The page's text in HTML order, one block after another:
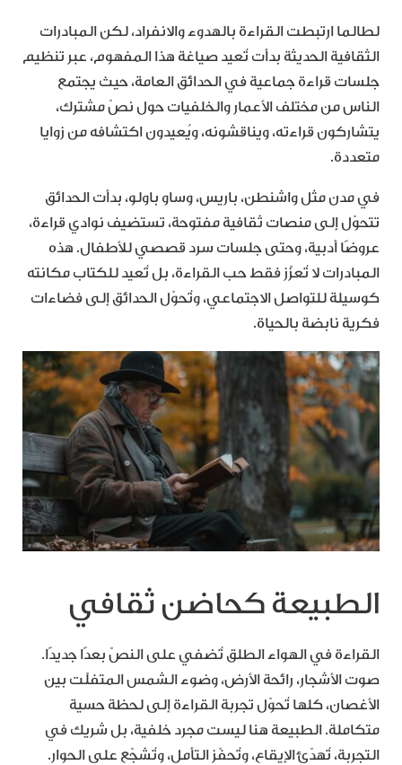
لطالما ارتبطت القراءة بالهدوء والانفراد، لكن المبادرات
الثقافية الحديثة بدأت تُعيد صياغة هذا المفهوم، عبر تنظيم
جلسات قراءة جماعية في الحدائق العامة، حيث يجتمع
الناس من مختلف الأعمار والخلفيات حول نصّ مشترك،
يتشاركون قراءته، ويناقشونه، ويُعيدون اكتشافه من زوايا
متعددة.
في مدن مثل واشنطن، باريس، وساو باولو، بدأت الحدائق
تتحوّل إلى منصات ثقافية مفتوحة، تستضيف نوادي قراءة،
عروضًا أدبية، وحتى جلسات سرد قصصي للأطفال. هذه
المبادرات لا تُعزّز فقط حب القراءة، بل تُعيد للكتاب مكانته
كوسيلة للتواصل الاجتماعي، وتُحوّل الحدائق إلى فضاءات
فكرية نابضة بالحياة.
الطبيعة كحاضن ثقافي
القراءة في الهواء الطلق تُضفي على النصّ بعدًا جديدًا.
صوت الأشجار، رائحة الأرض، وضوء الشمس المتفلّت بين
الأغصان، كلها تُحوّل تجربة القراءة إلى لحظة حسية
متكاملة. الطبيعة هنا ليست مجرد خلفية، بل شريك في
التجربة، تُهدّئ الإيقاع، وتُحفّز التأمل، وتُشجّع على الحوار.